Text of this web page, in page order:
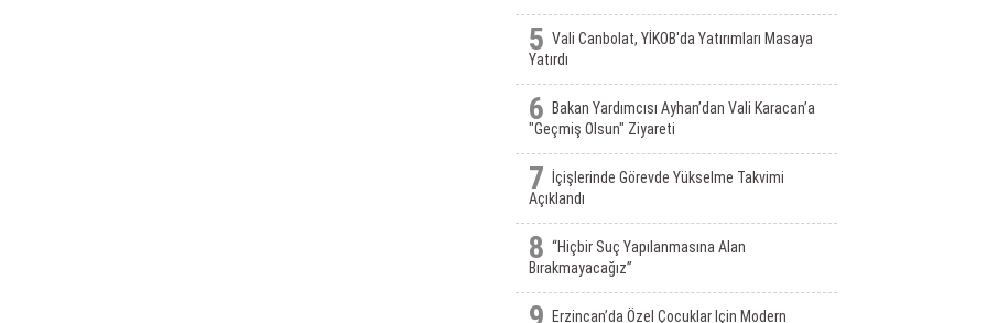
5 Vali Canbolat, YİKOB'da Yatırımları Masaya
Yatırdı
6
Bakan Yardımcısı Ayhan’dan Vali Karacan’a
"Geçmiş Olsun" Ziyareti
7
İçişlerinde Görevde Yükselme Takvimi
Açıklandı
8 “Hiçbir Suç Yapılanmasına Alan
Bırakmayacağız”
Erzincan’da Özel Çocuklar Için Modern